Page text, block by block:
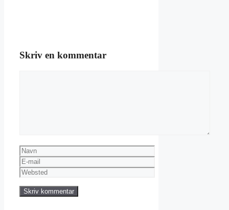
Skriv en kommentar
Navn
E-
mail
Websted